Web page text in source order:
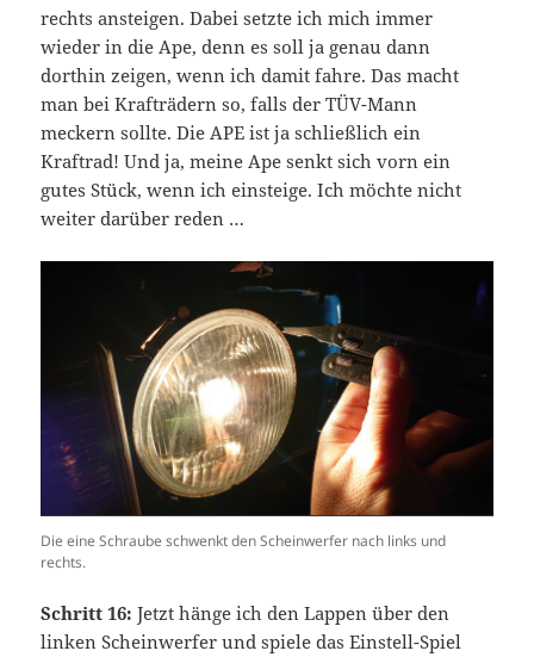
rechts ansteigen. Dabei setzte ich mich immer
wieder in die Ape, denn es soll ja genau dann
dorthin zeigen, wenn ich damit fahre. Das macht
man bei Krafträdern so, falls der TÜV-Mann
meckern sollte. Die APE ist ja schließlich ein
Kraftrad! Und ja, meine Ape senkt sich vorn ein
gutes Stück, wenn ich einsteige. Ich möchte nicht
weiter darüber reden …
Die eine Schraube schwenkt den Scheinwerfer nach links und
rechts.
Schritt 16: Jetzt hänge ich den Lappen über den
linken Scheinwerfer und spiele das Einstell-Spiel